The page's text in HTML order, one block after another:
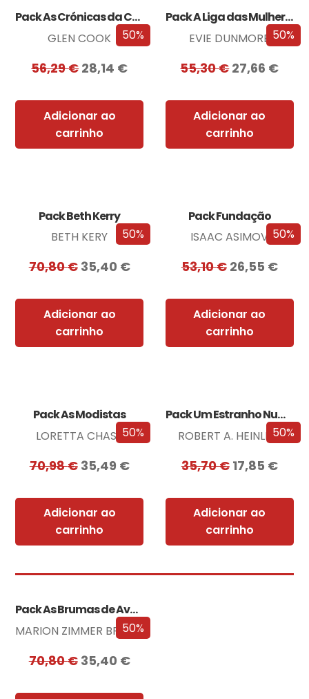
50%
Pack As Crónicas da Companhia Negra
GLEN COOK
56,29€28,14 €
Adicionar ao
carrinho
50%
Pack A Liga das Mulheres Extraordinárias
EVIE DUNMORE
55,30€27,66 €
Adicionar ao
carrinho
50%
Pack Beth Kerry
BETH KERY
70,80€ 35,40 €
Adicionar ao
carrinho
50%
Pack Fundação
ISAAC ASIMOV
53,10€ 26,55 €
Adicionar ao
carrinho
50%
Pack As Modistas
LORETTA CHASE
70,98€ 35,49 €
Adicionar ao
carrinho
50%
Pack Um Estranho Numa Terra Estranha
ROBERT A. HEINLEIN
35,70€ 17,85 €
Adicionar ao
carrinho
50%
Pack As Brumas de Avalon
MARION ZIMMER BRADLEY
70,80€ 35,40 €